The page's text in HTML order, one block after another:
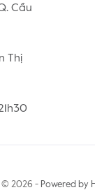
Cầu
Thị
© 2026 - Powered by